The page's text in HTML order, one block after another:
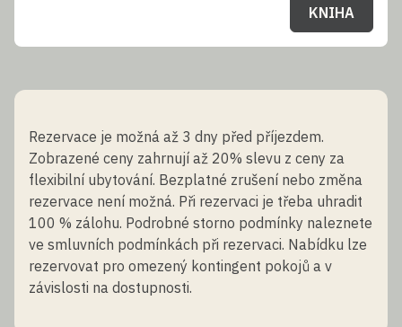
KNIHA
Rezervace je možná až 3 dny před příjezdem.
Zobrazené ceny zahrnují až 20% slevu z ceny za
flexibilní ubytování. Bezplatné zrušení nebo změna
rezervace není možná. Při rezervaci je třeba uhradit
100 % zálohu. Podrobné storno podmínky naleznete
ve smluvních podmínkách při rezervaci. Nabídku lze
rezervovat pro omezený kontingent pokojů a v
závislosti na dostupnosti.